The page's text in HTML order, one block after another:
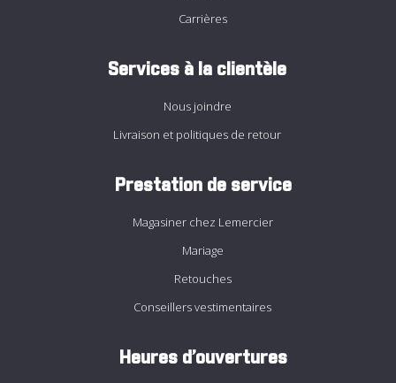
Carrières
Services à la clientèle
Nous joindre
Livraison et politiques de retour
Prestation de service
Magasiner chez Lemercier
Mariage
Retouches
Conseillers vestimentaires
Heures d’ouvertures